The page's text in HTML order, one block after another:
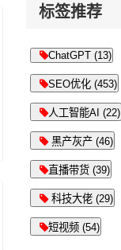
标签推荐
ChatGPT (13)
SEO优化 (453)
人工智能AI (22)
黑产灰产 (46)
直播带货 (39)
科技大佬 (29)
短视频 (54)